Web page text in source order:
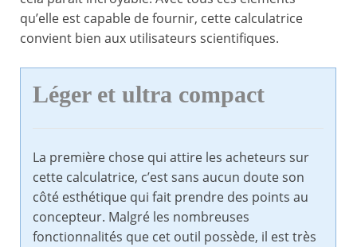
qu’elle est capable de fournir, cette calculatrice
convient bien aux utilisateurs scientifiques.
Léger et ultra compact
La première chose qui attire les acheteurs sur
cette calculatrice, c’est sans aucun doute son
côté esthétique qui fait prendre des points au
concepteur. Malgré les nombreuses
fonctionnalités que cet outil possède, il est très